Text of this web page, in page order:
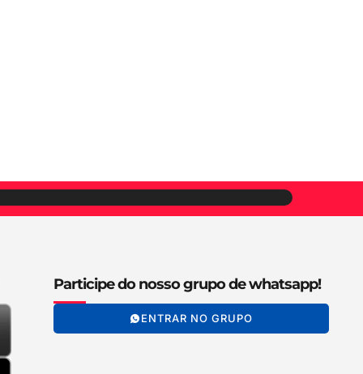
Participe do nosso grupo de whatsapp!
ENTRAR NO GRUPO